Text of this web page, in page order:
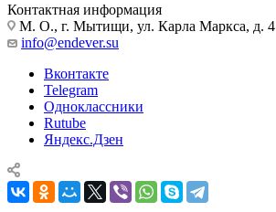
Контактная информация
М. О., г. Мытищи, ул. Карла Маркса, д. 4
info@endever.su
Вконтакте
Telegram
Одноклассники
Rutube
Яндекс.Дзен